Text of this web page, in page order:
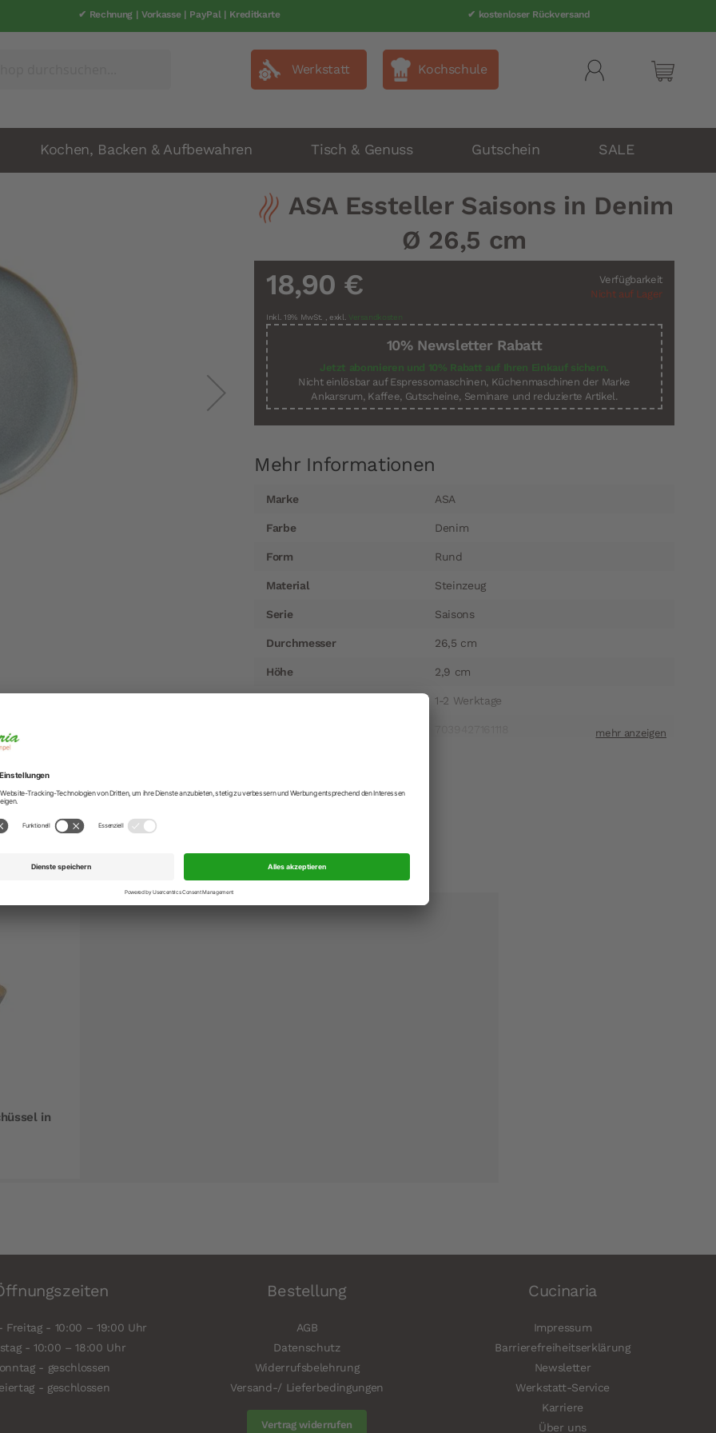
✔ Rechnung | Vorkasse | PayPal | Kreditkarte ✔ kostenloser Rückversand
✔ schneller Versand | 1-2 Werkatage ✔ Telefonsupport 040 80 60 999-0
Mein
Werkstatt Kochschule
Kochen, Backen & Aufbewahren Tisch & Genuss Gutschein SALE
ASA Essteller Saisons in Denim
Ø 26,5 cm
Verfügbarkeit
Nicht auf Lager
18,90 €
Inkl. 19% MwSt. , exkl. Versandkosten
10% Newsletter Rabatt
Jetzt abonnieren und 10% Rabatt auf Ihren Einkauf sichern.
Nicht einlösbar auf Espressomaschinen, Küchenmaschinen der Marke
Ankarsrum, Kaffee, Gutscheine, Seminare und reduzierte Artikel.
Mehr Informationen
Informationen
Marke ASA
Farbe Denim
Form Rund
Material Steinzeug
Serie Saisons
Durchmesser 26,5 cm
Höhe 2,9 cm
1-2 Werktage
Hersteller
Hersteller-Kontakt
Ø 26,5 cm
in
Freitag - 10:00 – 19:00 Uhr
- 10:00 – 18:00 Uhr
- geschlossen
- geschlossen
Bestellung
AGB
Datenschutz
Widerrufsbelehrung
Versand-/ Lieferbedingungen
Vertrag widerrufen
Cucinaria
Impressum
Barrierefreiheitserklärung
Newsletter
Werkstatt-Service
Karriere
Über uns